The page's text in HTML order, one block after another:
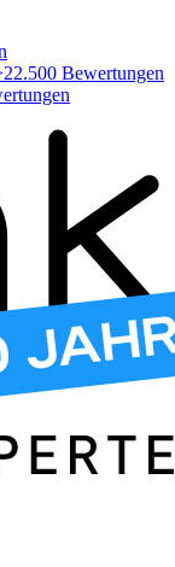
Bewertungen